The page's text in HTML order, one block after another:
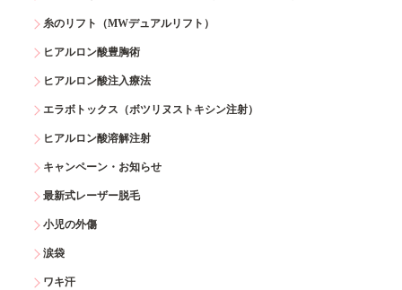
糸のリフト（MWデュアルリフト）
ヒアルロン酸豊胸術
ヒアルロン酸注入療法
エラボトックス（ボツリヌストキシン注射）
ヒアルロン酸溶解注射
キャンペーン・お知らせ
最新式レーザー脱毛
小児の外傷
涙袋
ワキ汗